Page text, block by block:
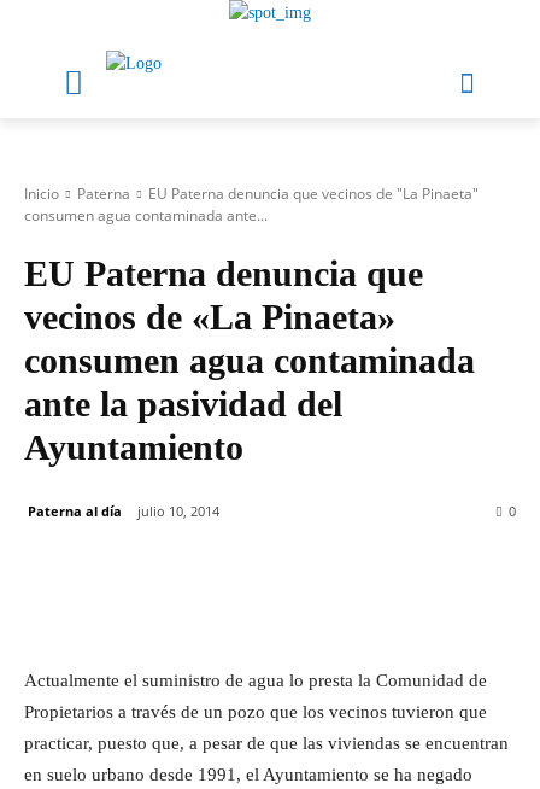
Inicio Paterna
EU Paterna denuncia que vecinos de "La Pinaeta"
consumen agua contaminada ante...
EU Paterna denuncia que
vecinos de «La Pinaeta»
consumen agua contaminada
ante la pasividad del
Ayuntamiento
Paterna al día julio 10, 2014 0
Actualmente el suministro de agua lo presta la Comunidad de
Propietarios a través de un pozo que los vecinos tuvieron que
practicar, puesto que, a pesar de que las viviendas se encuentran
en suelo urbano desde 1991, el Ayuntamiento se ha negado